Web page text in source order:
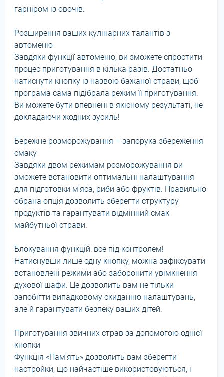
гарніром із овочів.
Розширення ваших кулінарних талантів з
автоменю
Завдяки функції автоменю, ви зможете спростити
процес приготування в кілька разів. Достатньо
натиснути кнопку із назвою бажаної страви, щоб
програма сама підібрала режим її приготування.
Ви можете бути впевнені в якісному результаті, не
докладаючи жодних зусиль!
Бережне розморожування – запорука збереження
смаку
Завдяки двом режимам розморожування ви
зможете встановити оптимальні налаштування
для підготовки м'яса, риби або фруктів. Правильно
обрана опція дозволить зберегти структуру
продуктів та гарантувати відмінний смак
майбутньої страви.
Блокування функцій: все під контролем!
Натиснувши лише одну кнопку, можна зафіксувати
встановлені режими або заборонити увімкнення
духової шафи. Це дозволить вам не тільки
запобігти випадковому скиданню налаштувань,
але й гарантувати безпеку ваших дітей.
Приготування звичних страв за допомогою однієї
кнопки
Функція «Пам'ять» дозволить вам зберегти
настройки, що найчастіше використовуються, і